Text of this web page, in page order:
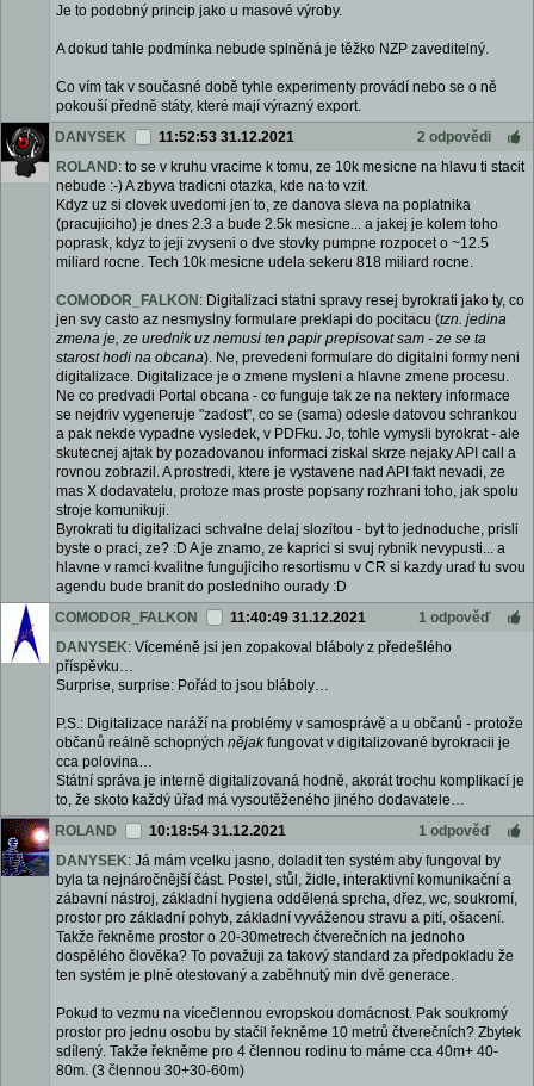
Je to podobný princip jako u masové výroby.
A dokud tahle podmínka nebude splněná je těžko NZP zaveditelný.
Co vím tak v současné době tyhle experimenty provádí nebo se o ně
pokouší předně státy, které mají výrazný export.
DANYSEK
11:52:53 31.12.2021
2 odpovědi
ROLAND: to se v kruhu vracime k tomu, ze 10k mesicne na hlavu ti stacit
nebude :-) A zbyva tradicni otazka, kde na to vzit.
Kdyz uz si clovek uvedomi jen to, ze danova sleva na poplatnika
(pracujiciho) je dnes 2.3 a bude 2.5k mesicne... a jakej je kolem toho
poprask, kdyz to jeji zvyseni o dve stovky pumpne rozpocet o ~12.5
miliard rocne. Tech 10k mesicne udela sekeru 818 miliard rocne.
COMODOR_FALKON : Digitalizaci statni spravy resej byrokrati jako ty, co
jen svy casto az nesmyslny formulare preklapi do pocitacu (tzn. jedina
zmena je, ze urednik uz nemusi ten papir prepisovat sam - ze se ta
starost hodi na obcana). Ne, prevedeni formulare do digitalni formy neni
digitalizace. Digitalizace je o zmene mysleni a hlavne zmene procesu.
Ne co predvadi Portal obcana - co funguje tak ze na nektery informace
se nejdriv vygeneruje "zadost", co se (sama) odesle datovou schrankou
a pak nekde vypadne vysledek, v PDFku. Jo, tohle vymysli byrokrat - ale
skutecnej ajtak by pozadovanou informaci ziskal skrze nejaky API call a
rovnou zobrazil. A prostredi, ktere je vystavene nad API fakt nevadi, ze
mas X dodavatelu, protoze mas proste popsany rozhrani toho, jak spolu
stroje komunikuji.
Byrokrati tu digitalizaci schvalne delaj slozitou - byt to jednoduche, prisli
byste o praci, ze? :D A je znamo, ze kaprici si svuj rybnik nevypusti... a
hlavne v ramci kvalitne fungujiciho resortismu v CR si kazdy urad tu svou
agendu bude branit do posledniho ourady :D
COMODOR_FALKON
11:40:49 31.12.2021
1 odpověď
DANYSEK: Víceméně jsi jen zopakoval bláboly z předešlého
příspěvku…
Surprise, surprise: Pořád to jsou bláboly…
P.S.: Digitalizace naráží na problémy v samosprávě a u občanů - protože
občanů reálně schopných nějakfungovat v digitalizované byrokracii je
cca polovina…
Státní správa je interně digitalizovaná hodně, akorát trochu komplikací je
to, že skoto každý úřad má vysoutěženého jiného dodavatele…
ROLAND
10:18:54 31.12.2021
1 odpověď
DANYSEK: Já mám vcelku jasno, doladit ten systém aby fungoval by
byla ta nejnáročnější část. Postel, stůl, židle, interaktivní komunikační a
zábavní nástroj, základní hygiena oddělená sprcha, dřez, wc, soukromí,
prostor pro základní pohyb, základní vyváženou stravu a pití, ošacení.
Takže řekněme prostor o 20-30metrech čtverečních na jednoho
dospělého člověka? To považuji za takový standard za předpokladu že
ten systém je plně otestovaný a zaběhnutý min dvě generace.
Pokud to vezmu na vícečlennou evropskou domácnost. Pak soukromý
prostor pro jednu osobu by stačil řekněme 10 metrů čtverečních? Zbytek
sdílený. Takže řekněme pro 4 člennou rodinu to máme cca 40m+ 40-
80m. (3 člennou 30+30-60m)